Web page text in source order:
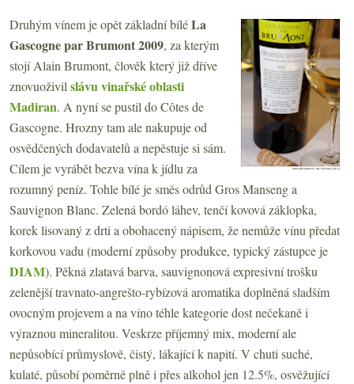
Druhým vínem je opět základní bíléLa
Gascogne par Brumont 2009, za kterým
stojí Alain Brumont, člověk který již dříve
znovuoživil slávu vinařské oblasti
Madiran. A nyní se pustil do Côtes de
Gascogne. Hrozny tam ale nakupuje od
osvědčených dodavatelů a nepěstuje si sám.
Cílem je vyrábět bezva vína k jídlu za
rozumný peníz. Tohle bílé je směs odrůd Gros Manseng a
Sauvignon Blanc. Zelená bordó láhev, tenčí kovová záklopka,
korek lisovaný z drti a obohacený nápisem, že nemůže vínu předat
korkovou vadu (moderní způsoby produkce, typický zástupce je
DIAM). Pěkná zlatavá barva, sauvignonová expresivní trošku
zelenější travnato-angrešto-rybízová aromatika doplněná sladším
ovocným projevem a na víno téhle kategorie dost nečekaně i
výraznou mineralitou. Veskrze příjemný mix, moderní ale
nepůsobící průmyslově, čistý, lákající k napití. V chuti suché,
kulaté, působí poměrně plně i přes alkohol jen 12.5%, osvěžující